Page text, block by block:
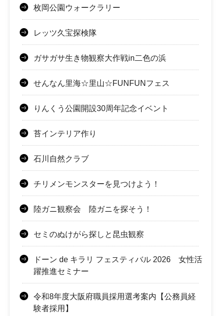
枚岡公園ウォークラリー
レッツ久宝探検隊
ガサガサ生き物観察大作戦in二色の浜
せんなん里海☆里山☆FUNFUNフェス
りんくう公園開設30周年記念イベント
苔インテリア作り
石川自然クラブ
チリメンモンスターを見つけよう！
陸ガニ観察会 陸ガニを探そう！
セミのぬけがら探しと昆虫観察
ドーン de キラリ フェスティバル 2026 女性活
躍推進セミナー
令和8年度大阪府職員採用選考案内【公務員経
験者採用】